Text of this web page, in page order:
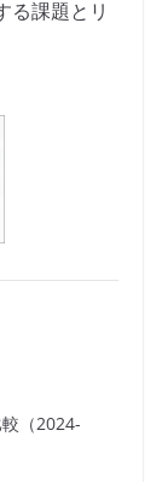
る課題とリ
（2024-